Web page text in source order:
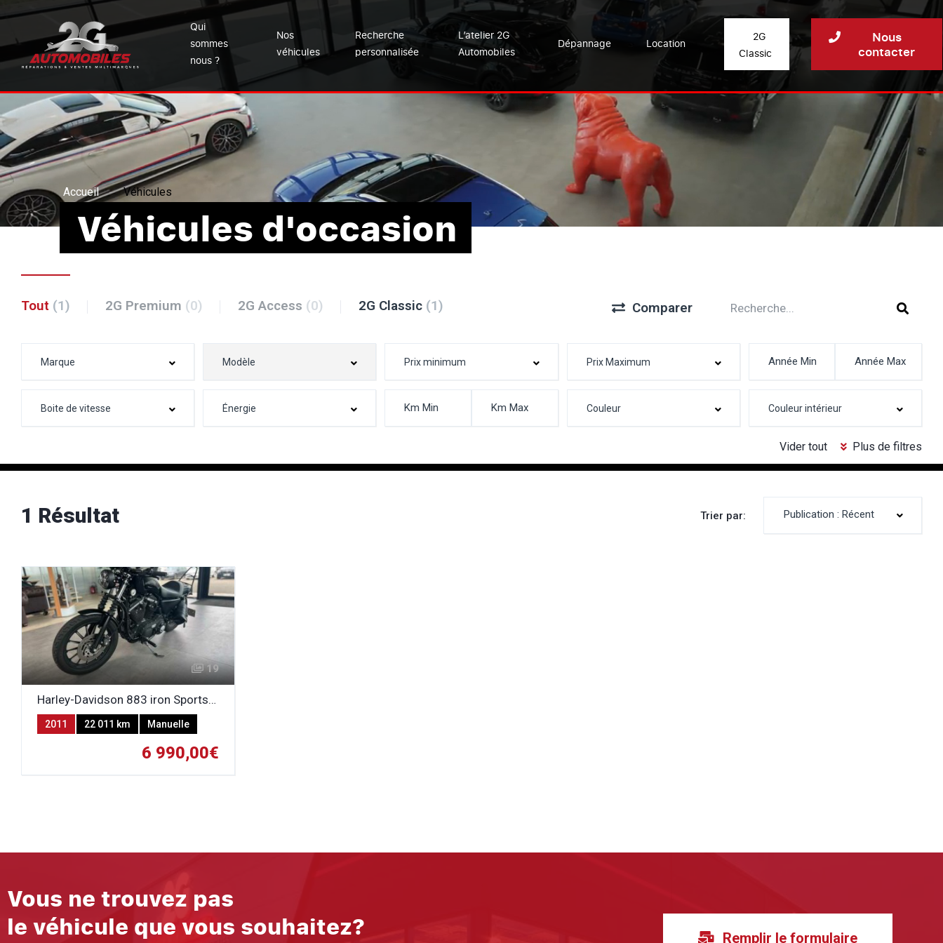
Qui
sommes
nous ?
Nos
véhicules
Recherche
personnalisée
L’atelier 2G
Automobiles
Dépannage Location
2G
Classic
Nous
contacter
Accueil Véhicules
Véhicules d'occasion
Vider tout Plus de filtres
Tout (1) 2G Premium (0) 2G Access (0) 2G Classic (1) Comparer
1 Résultat Trier par: Publication : Récent
19
Harley-Davidson 883 iron Sportser
6 990,00€
2011 22 011 km
Manuelle
Vous ne trouvez pas
le véhicule que vous souhaitez?
Remplir le formulaire